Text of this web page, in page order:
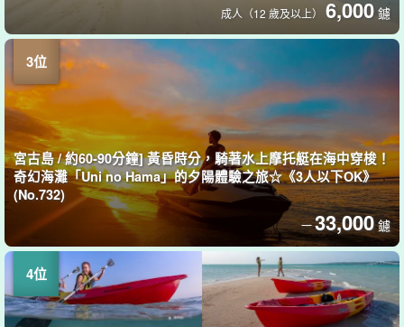
成人（12 歲及以上） 6,000 鑢
宮古島 / 約60-90分鐘] 黃昏時分，騎著水上摩托艇在海中穿梭！
奇幻海灘「Uni no Hama」的夕陽體驗之旅☆《3人以下OK》
(No.732)
一33,000 鑢